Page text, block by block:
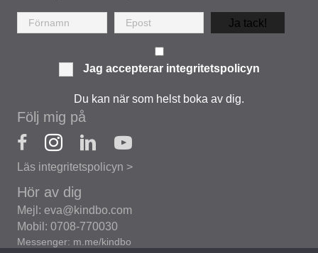
Ja tack!
Jag accepterar integritetspolicyn
Du kan när som helst boka av dig.
Följ mig på
Läs integritetspolicyn >
Hör av dig
Mejl: eva@kindbo.com
Mobil: 0708-770030
Messenger: m.me/kindbo